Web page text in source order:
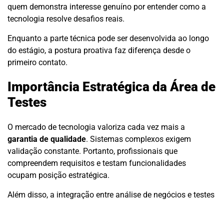
quem demonstra interesse genuíno por entender como a
tecnologia resolve desafios reais.
Enquanto a parte técnica pode ser desenvolvida ao longo
do estágio, a postura proativa faz diferença desde o
primeiro contato.
Importância Estratégica da Área de
Testes
O mercado de tecnologia valoriza cada vez mais a
garantia de qualidade. Sistemas complexos exigem
validação constante. Portanto, profissionais que
compreendem requisitos e testam funcionalidades
ocupam posição estratégica.
Além disso, a integração entre análise de negócios e testes